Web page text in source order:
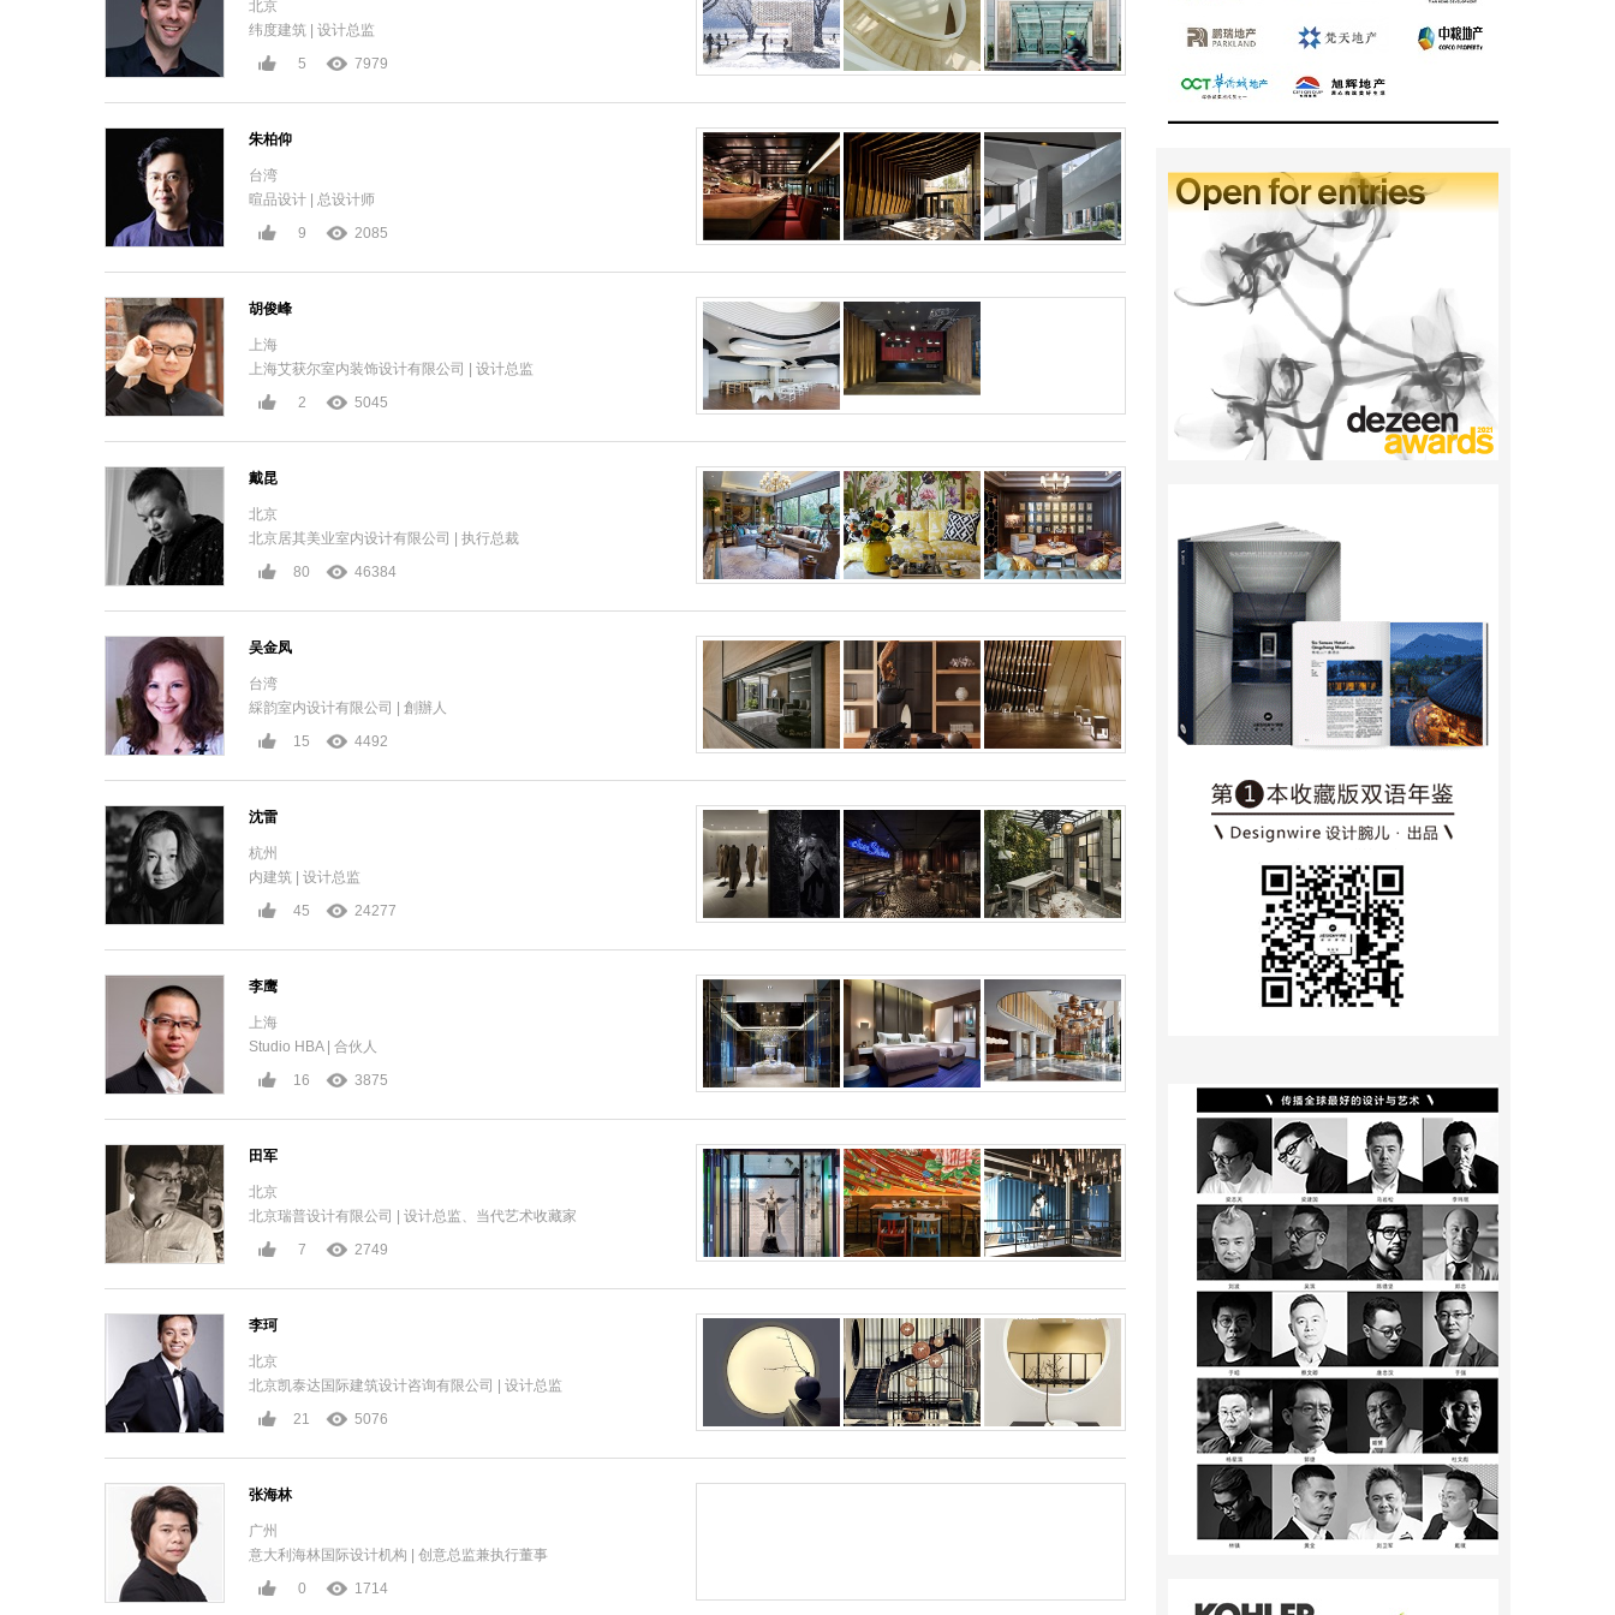
北京
纬度建筑 | 设计总监
5
7979
朱柏仰
台湾
暄品设计 | 总设计师
9
2085
胡俊峰
上海
上海艾获尔室内装饰设计有限公司 | 设计总监
2
5045
戴昆
北京
北京居其美业室内设计有限公司 | 执行总裁
80
46384
吴金凤
台湾
綵韵室内设计有限公司 | 創辦人
15
4492
沈雷
杭州
内建筑 | 设计总监
45
24277
李鹰
上海
Studio HBA | 合伙人
16
3875
田军
北京
北京瑞普设计有限公司 | 设计总监、当代艺术收藏家
7
2749
李珂
北京
北京凯泰达国际建筑设计咨询有限公司 | 设计总监
21
5076
张海林
广州
意大利海林国际设计机构 | 创意总监兼执行董事
0
1714